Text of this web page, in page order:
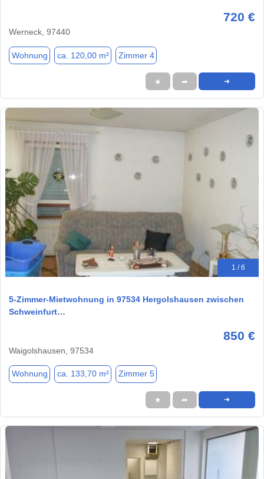
720 €
Werneck, 97440
Wohnung ca. 120,00 m² Zimmer 4
★ ➦ ➜
1 / 6
5-Zimmer-Mietwohnung in 97534 Hergolshausen zwischen
Schweinfurt…
850 €
Waigolshausen, 97534
Wohnung ca. 133,70 m² Zimmer 5
★ ➦ ➜